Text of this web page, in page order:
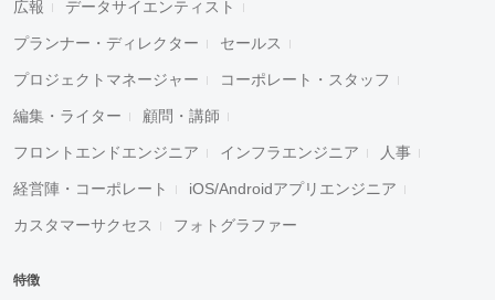
広報 データサイエンティスト
プランナー・ディレクター セールス
プロジェクトマネージャー コーポレート・スタッフ
編集・ライター 顧問・講師
フロントエンドエンジニア インフラエンジニア 人事
経営陣・コーポレート iOS/Androidアプリエンジニア
カスタマーサクセス フォトグラファー
特徴